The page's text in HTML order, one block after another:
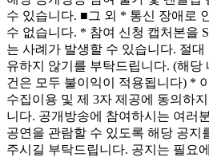
수 있습니다. ■그 외 * 통신 장애로
수 없습니다. * 참여 신청 캡처본을
는 사례가 발생할 수 있습니다. 절
유하지 않기를 부탁드립니다. (해당
건은 모두 불이익이 적용됩니다) *
수집이용 및 제 3자 제공에 동의하
니다. 공개방송에 참여하시는 여러
공연을 관람할 수 있도록 해당 공지
주시길 부탁드립니다. 공지는 필요